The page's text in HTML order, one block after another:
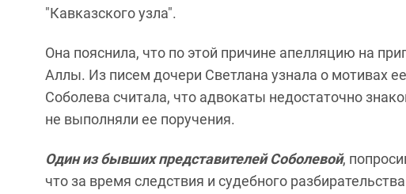
"Кавказского узла".
Она пояснила, что по этой причине апелляцию на
Аллы. Из писем дочери Светлана узнала о мотивах
Соболева считала, что адвокаты недостаточно
не выполняли ее поручения.
Один из бывших представителей Соболевой,
что за время следствия и судебного